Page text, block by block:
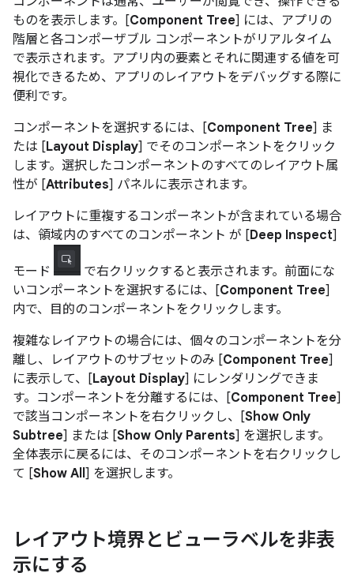
ものを表示します。[Component Tree] には、アプリの
階層と各コンポーザブル コンポーネントがリアルタイム
で表示されます。アプリ内の要素とそれに関連する値を可
視化できるため、アプリのレイアウトをデバッグする際に
便利です。
コンポーネントを選択するには、[Component Tree] ま
たは [Layout Display] でそのコンポーネントをクリック
します。選択したコンポーネントのすべてのレイアウト属
性が [Attributes] パネルに表示されます。
レイアウトに重複するコンポーネントが含まれている場合
は、領域内のすべてのコンポーネント が [Deep Inspect]
モード
で右クリックすると表示されます。前面にな
いコンポーネントを選択するには、[Component Tree]
内で、目的のコンポーネントをクリックします。
複雑なレイアウトの場合には、個々のコンポーネントを分
離し、レイアウトのサブセットのみ [Component Tree]
に表示して、[Layout Display] にレンダリングできま
す。コンポーネントを分離するには、[Component Tree]
で該当コンポーネントを右クリックし、[Show Only
Subtree] または [Show Only Parents] を選択します。
全体表示に戻るには、そのコンポーネントを右クリックし
て [Show All] を選択します。
レイアウト境界とビューラベルを非表
示にする